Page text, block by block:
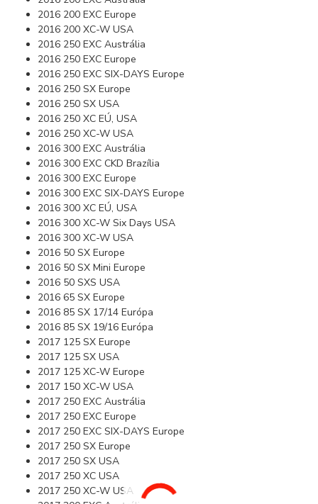
2016 200 EXC Europe
2016 200 XC-W USA
2016 250 EXC Austrália
2016 250 EXC Europe
2016 250 EXC SIX-DAYS Europe
2016 250 SX Europe
2016 250 SX USA
2016 250 XC EÚ, USA
2016 250 XC-W USA
2016 300 EXC Austrália
2016 300 EXC CKD Brazília
2016 300 EXC Europe
2016 300 EXC SIX-DAYS Europe
2016 300 XC EÚ, USA
2016 300 XC-W Six Days USA
2016 300 XC-W USA
2016 50 SX Europe
2016 50 SX Mini Europe
2016 50 SXS USA
2016 65 SX Europe
2016 85 SX 17/14 Európa
2016 85 SX 19/16 Európa
2017 125 SX Europe
2017 125 SX USA
2017 125 XC-W Europe
2017 150 XC-W USA
2017 250 EXC Austrália
2017 250 EXC Europe
2017 250 EXC SIX-DAYS Europe
2017 250 SX Europe
2017 250 SX USA
2017 250 XC USA
2017 250 XC-W USA